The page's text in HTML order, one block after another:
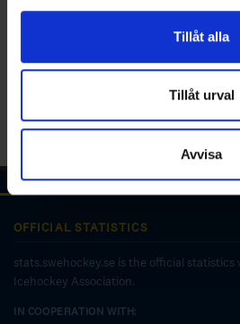
för sociala medier och analysera
vidarebefordrar även sådana
annons- och analysföretag som vi
Dessa kan i sin tur kombinera
information som du har
samlat in när du har använt deras
Tillåt alla
Tillåt urval
Avvisa
OFFICIAL STATISTICS
stats.swehockey.se is the official statistics
Icehockey Association.
IN COOPERATION WITH: